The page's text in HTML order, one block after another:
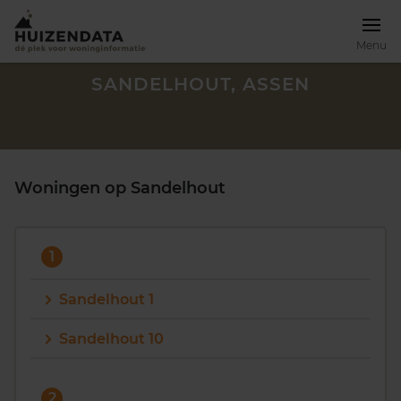
Menu
SANDELHOUT, ASSEN
Woningen op Sandelhout
1
Sandelhout 1
Sandelhout 10